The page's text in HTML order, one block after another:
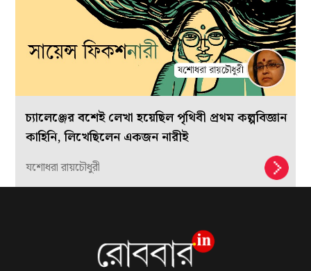
চ্যালেঞ্জের বশেই লেখা হয়েছিল পৃথিবী প্রথম কল্পবিজ্ঞান
কাহিনি, লিখেছিলেন একজন নারীই
যশোধরা রায়চৌধুরী